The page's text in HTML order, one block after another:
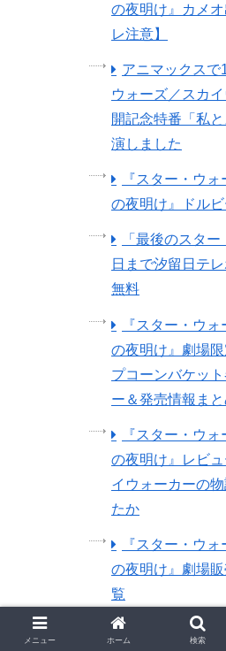
の夜明け』カメ
レ注意】
アニマックスで
ウォーズ／スカ
開記念特番「私
演しました
『スター・ウ
の夜明け』ドル
「最後のスタ
日まで汐留日テ
無料
『スター・ウ
の夜明け』劇場
プコーンバケッ
ー＆発売情報ま
『スター・ウ
の夜明け』レビ
イウォーカーの
たか
『スター・ウ
の夜明け』劇場
覧
『スター・ウォ
メニュー ホーム 検索